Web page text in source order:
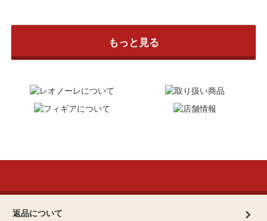
もっと見る
返品について